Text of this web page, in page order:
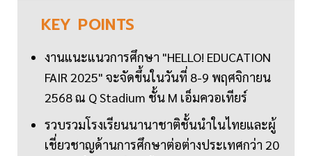
KEY POINTS
งานแนะแนวการศึกษา "HELLO! EDUCATION
FAIR 2025" จะจัดขึ้นในวันที่ 8-9 พฤศจิกายน
2568 ณ Q Stadium ชั้น M เอ็มควอเทียร์
รวบรวมโรงเรียนนานาชาติชั้นนำในไทยและผู้
เชี่ยวชาญด้านการศึกษาต่อต่างประเทศกว่า 20